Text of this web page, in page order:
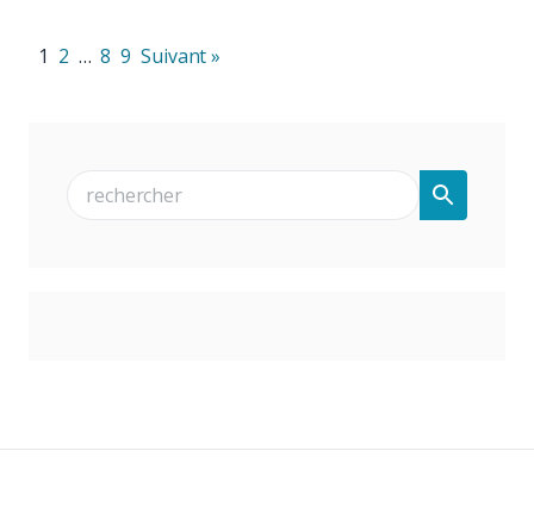
1 2 … 8 9 Suivant »